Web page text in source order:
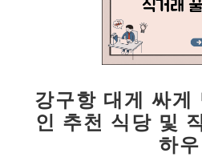
강구항 대게 싸게
인 추천 식당 및
하우